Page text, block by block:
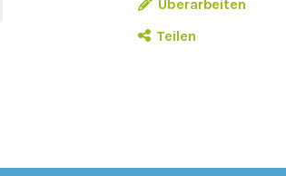
Überarbeiten
Teilen